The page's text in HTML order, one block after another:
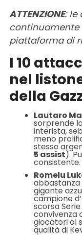
ATTENZIONE: le
piattaforma di
I 10
nel
della
Lautaro
sorprende
interista,
meno
stesso
5 assist).
consistente.
Romelu
gigante
campione
scorsa
convivenza
giocatori al
qualità di